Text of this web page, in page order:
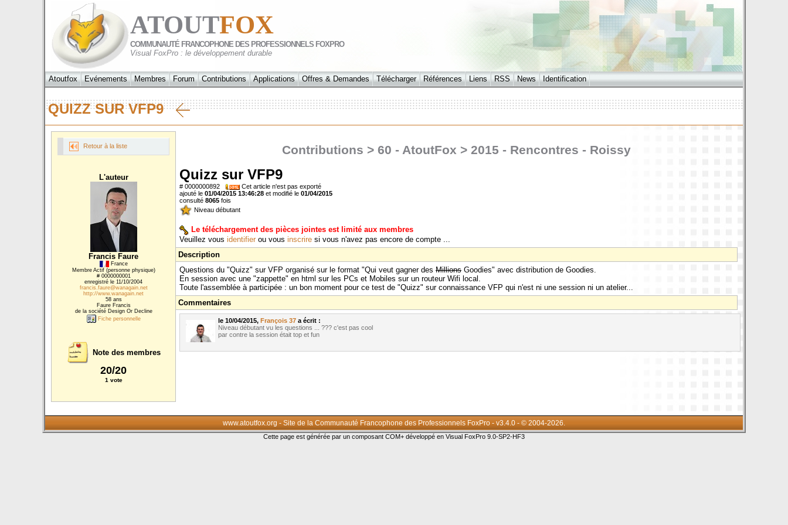
ATOUTFOX
COMMUNAUTÉ FRANCOPHONE DES PROFESSIONNELS FOXPRO
Visual FoxPro : le développement durable
Atoutfox Evénements Membres Forum Contributions Applications Offres & Demandes Télécharger Références Liens RSS News Identification
QUIZZ SUR VFP9
Retour à la liste
L'auteur
Francis Faure
France
Membre Actif (personne physique)
# 0000000001
enregistré le 11/10/2004
francis.faure@wanagain.net
http://www.wanagain.net
58 ans
Faure Francis
de la société Design Or Decline
Fiche personnelle
Note des membres
20/20
1 vote
Contributions > 60 - AtoutFox > 2015 - Rencontres - Roissy
Quizz sur VFP9
# 0000000892
Cet article n'est pas exporté
ajouté le 01/04/2015 13:46:28 et modifié le 01/04/2015
consulté 8065 fois
Niveau débutant
Le téléchargement des pièces jointes est limité aux membres
Veuillez vous identifier ou vous inscrire si vous n'avez pas encore de compte ...
Description
Questions du "Quizz" sur VFP organisé sur le format "Qui veut gagner des Millions Goodies" avec distribution de Goodies.
En session avec une "zappette" en html sur les PCs et Mobiles sur un routeur Wifi local.
Toute l'assemblée à participée : un bon moment pour ce test de "Quizz" sur connaissance VFP qui n'est ni une session ni un atelier...
Commentaires
le 10/04/2015, François 37 a écrit :
Niveau débutant vu les questions ... ??? c'est pas cool
par contre la session était top et fun
www.atoutfox.org - Site de la Communauté Francophone des Professionnels FoxPro - v3.4.0 - © 2004-2026.
Cette page est générée par un composant COM+ développé en Visual FoxPro 9.0-SP2-HF3